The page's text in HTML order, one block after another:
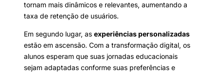
tornam mais dinâmicos e relevantes, aumentando a
taxa de retenção de usuários.
Em segundo lugar, as experiências personalizadas
estão em ascensão. Com a transformação digital, os
alunos esperam que suas jornadas educacionais
sejam adaptadas conforme suas preferências e